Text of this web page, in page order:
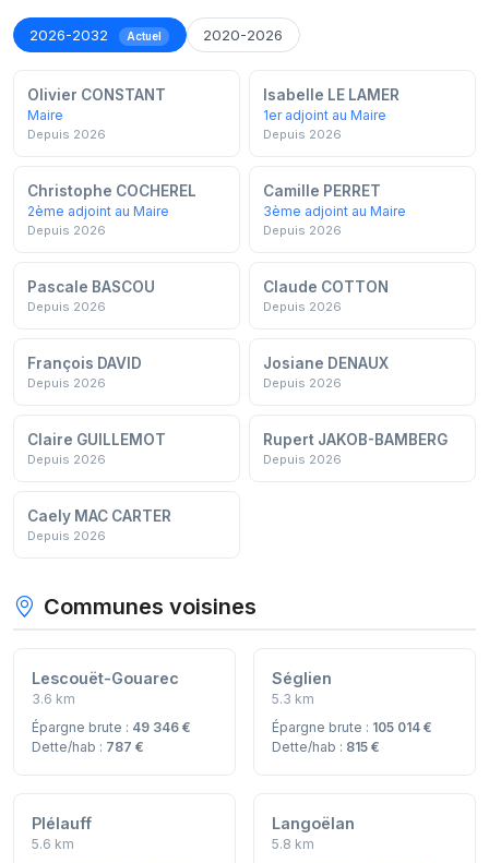
2026-2032 Actuel 2020-2026
Olivier CONSTANT
Maire
Depuis 2026
Isabelle LE LAMER
1er adjoint au Maire
Depuis 2026
Christophe COCHEREL
2ème adjoint au Maire
Depuis 2026
Camille PERRET
3ème adjoint au Maire
Depuis 2026
Pascale BASCOU
Depuis 2026
Claude COTTON
Depuis 2026
François DAVID
Depuis 2026
Josiane DENAUX
Depuis 2026
Claire GUILLEMOT
Depuis 2026
Rupert JAKOB-BAMBERG
Depuis 2026
Caely MAC CARTER
Depuis 2026
Communes voisines
Lescouët-Gouarec
3.6 km
Épargne brute : 49 346 €
Dette/hab : 787 €
Séglien
5.3 km
Épargne brute : 105 014 €
Dette/hab : 815 €
Plélauff
5.6 km
Langoëlan
5.8 km